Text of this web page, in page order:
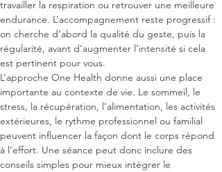
travailler la respiration ou retrouver une meilleure
endurance. L’accompagnement reste progressif :
on cherche d’abord la qualité du geste, puis la
régularité, avant d’augmenter l’intensité si cela
est pertinent pour vous.
L’approche One Health donne aussi une place
importante au contexte de vie. Le sommeil, le
stress, la récupération, l’alimentation, les activités
extérieures, le rythme professionnel ou familial
peuvent influencer la façon dont le corps répond
à l’effort. Une séance peut donc inclure des
conseils simples pour mieux intégrer le